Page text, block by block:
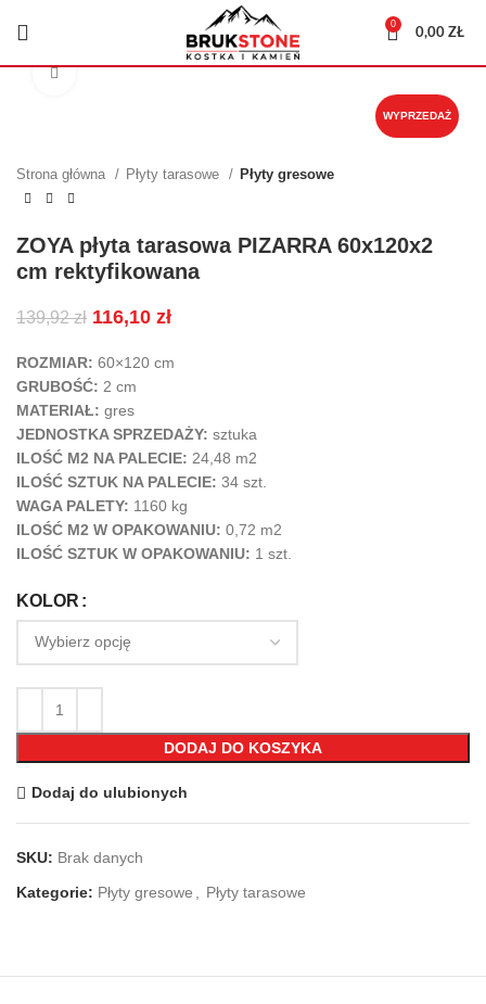
0
0,00ZŁ
WYPRZEDAŻ
Strona główna Płyty tarasowe Płyty gresowe
ZOYA płyta tarasowa PIZARRA 60x120x2
cm rektyfikowana
139,92zł 116,10 zł
ROZMIAR: 60×120 cm
GRUBOŚĆ: 2 cm
MATERIAŁ: gres
JEDNOSTKA SPRZEDAŻY: sztuka
ILOŚĆ M2 NA PALECIE: 24,48 m2
ILOŚĆ SZTUK NA PALECIE: 34 szt.
WAGA PALETY: 1160 kg
ILOŚĆ M2 W OPAKOWANIU: 0,72 m2
ILOŚĆ SZTUK W OPAKOWANIU: 1 szt.
KOLOR
DODAJ DO KOSZYKA
Dodaj do ulubionych
SKU: Brak danych
Kategorie: Płyty gresowe Płyty tarasowe